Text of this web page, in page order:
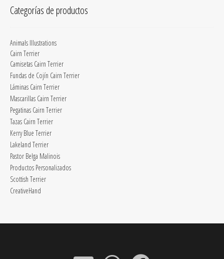
Categorías de productos
Animals Illustrations
Cairn Terrier
Camisetas Cairn Terrier
Fundas de Cojín Cairn Terrier
Láminas Cairn Terrier
Mascarillas Cairn Terrier
Pegatinas Cairn Terrier
Tazas Cairn Terrier
Kerry Blue Terrier
Lakeland Terrier
Pastor Belga Malinois
Productos Personalizados
Scottish Terrier
CreativeHand